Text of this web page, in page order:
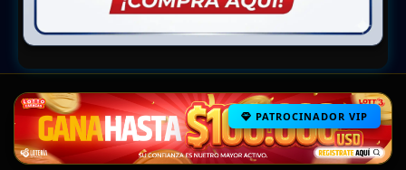
PATROCINADOR VIP